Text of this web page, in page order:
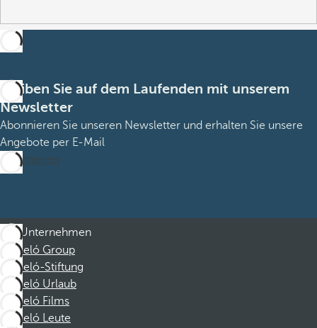
Bleiben Sie auf dem Laufenden mit unserem
Newsletter
Abonnieren Sie unseren Newsletter und erhalten Sie unsere
Angebote per E-Mail
Abonnieren
Unternehmen
Barceló Group
Barceló-Stiftung
Barceló Urlaub
Barceló Films
Barceló Leute